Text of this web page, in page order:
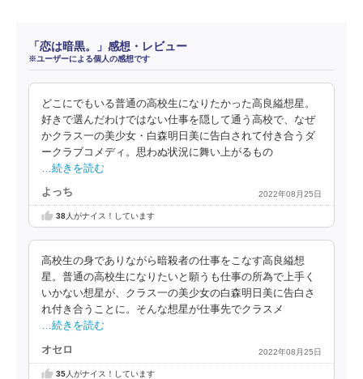
「恋は暗黒。」感想・レビュー
※ユーザーによる個人の感想です
どこにでもいる普通の高校生になりたかった高良縊想星。
好きで選んだわけではない仕事を隠して通う高校で、なぜ
かクラス一の美少女・白森明日美に告白されて付き合うダ
ークラブコメディ。思わぬ状況に舞い上がるもの
…続きを読む
よっち 2022年08月25日
38人がナイス！しています
高校生の身でありながら暗殺者の仕事をこなす高良縊想
星。普通の高校生になりたいと願うも仕事の所為で上手く
いかない想星が、クラス一の美少女の白森明日美に告白さ
れ付き合うことに。そんな想星が仕事先でクラスメ
…続きを読む
オセロ 2022年08月25日
35人がナイス！しています